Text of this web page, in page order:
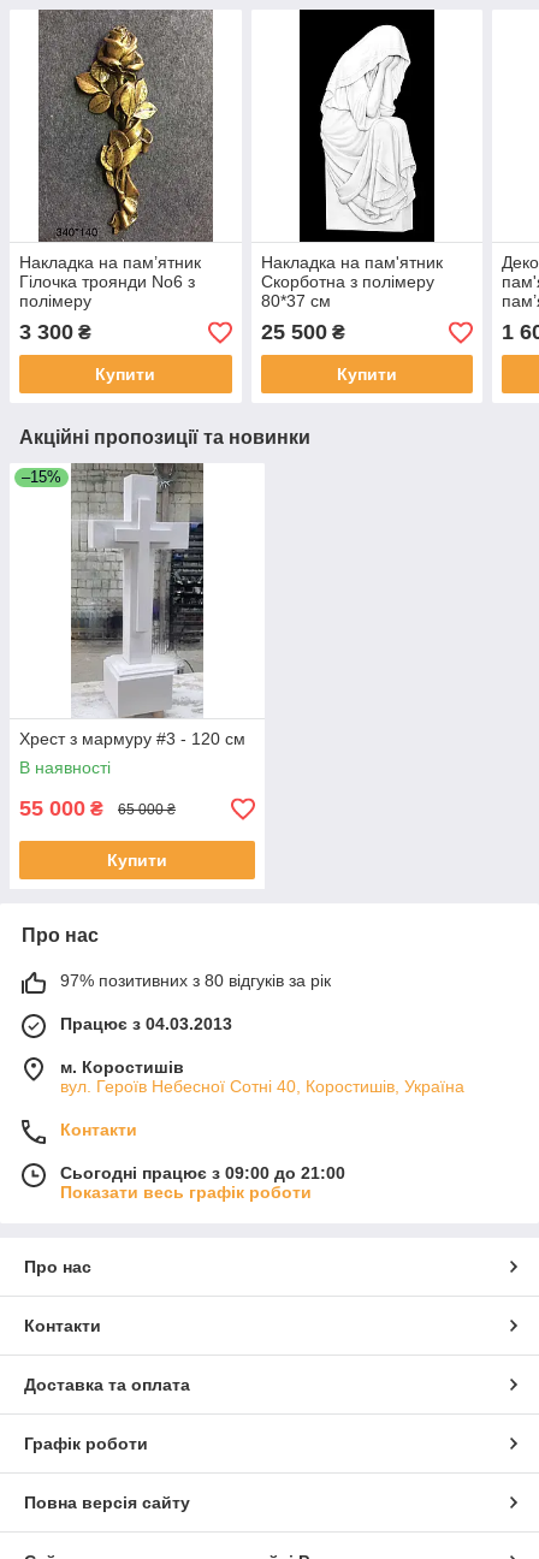
Накладка на пам’ятник
Гілочка троянди No6 з
полімеру
3 300 ₴
Купити
Накладка на пам'ятник
Скорботна з полімеру
80*37 см
25 500₴
Купити
см
1
Акційні пропозиції та новинки
–15%
Хрест з мармуру #3 - 120 см
В наявності
55 000 ₴ 65 000 ₴
Купити
Про нас
97% позитивних з 80 відгуків за рік
Працює з 04.03.2013
м. Коростишів
вул. Героїв Небесної Сотні 40, Коростишів, Україна
Контакти
Сьогодні працює з 09:00 до 21:00
Показати весь графік роботи
Про нас
Контакти
Доставка та оплата
Графік роботи
Повна версія сайту